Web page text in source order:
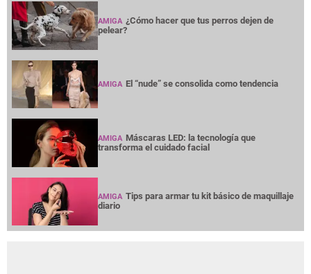
AMIGA ¿Cómo hacer que tus perros dejen de
pelear?
AMIGA El “nude” se consolida como tendencia
AMIGA Máscaras LED: la tecnología que
transforma el cuidado facial
AMIGA Tips para armar tu kit básico de maquillaje
diario